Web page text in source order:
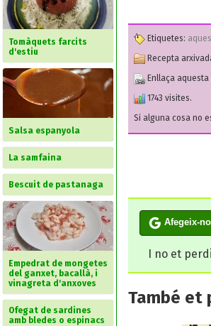
Tomàquets farcits
d'estiu
Salsa espanyola
La samfaina
Bescuit de pastanaga
Empedrat de mongetes
del ganxet, bacallà, i
vinagreta d'anxoves
Ofegat de sardines
amb bledes o espinacs
Etiquetes:
Recepta
Enllaça
1743 visites.
Si alguna cosa no
Afegeix-
I no et
També et